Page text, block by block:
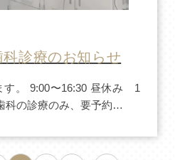
診療のお知らせ
す。 9:00〜16:30 昼休み 1
科の診療のみ、要予約…